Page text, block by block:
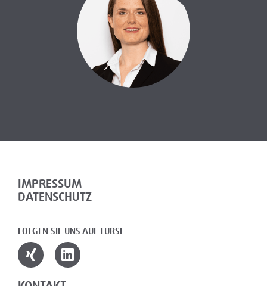
IMPRESSUM
DATENSCHUTZ
FOLGEN SIE UNS AUF LURSE